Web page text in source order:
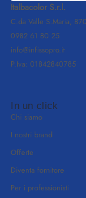
Italbacolor S.r.l.
C.da Valle S.Maria,
0982 61 80 25
info@infissopro.it
P.Iva: 01842840785
In un click
Chi siamo
I nostri brand
Offerte
Diventa fornitore
Per i professionisti